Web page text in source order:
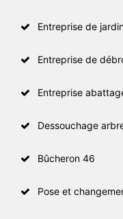
Entreprise de
Entreprise de
Entreprise
Dessouchage
Bûcheron 46
Pose et